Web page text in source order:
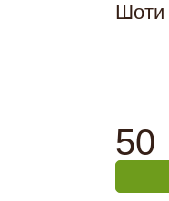
Шоти
50